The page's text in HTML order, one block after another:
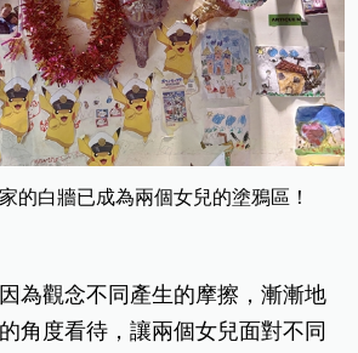
的白牆已成為兩個女兒的塗鴉區！
為觀念不同產生的摩擦，漸漸地
角度看待，讓兩個女兒面對不同